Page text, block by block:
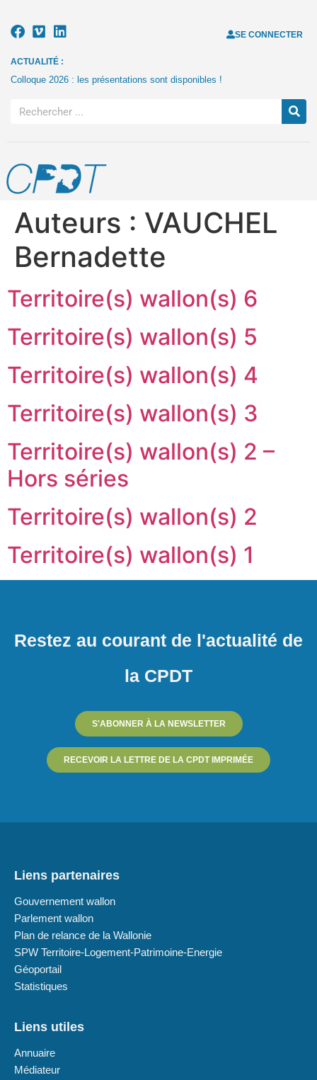
SE CONNECTER
ACTUALITÉ :
Colloque 2026 : les présentations sont disponibles !
Auteurs : VAUCHEL
Bernadette
Territoire(s) wallon(s) 6
Territoire(s) wallon(s) 5
Territoire(s) wallon(s) 4
Territoire(s) wallon(s) 3
Territoire(s) wallon(s) 2 –
Hors séries
Territoire(s) wallon(s) 2
Territoire(s) wallon(s) 1
Restez au courant de l'actualité de
la CPDT
S'ABONNER À LA NEWSLETTER
RECEVOIR LA LETTRE DE LA CPDT IMPRIMÉE
Liens partenaires
Gouvernement wallon
Parlement wallon
Plan de relance de la Wallonie
SPW Territoire-Logement-Patrimoine-Energie
Géoportail
Statistiques
Liens utiles
Annuaire
Médiateur